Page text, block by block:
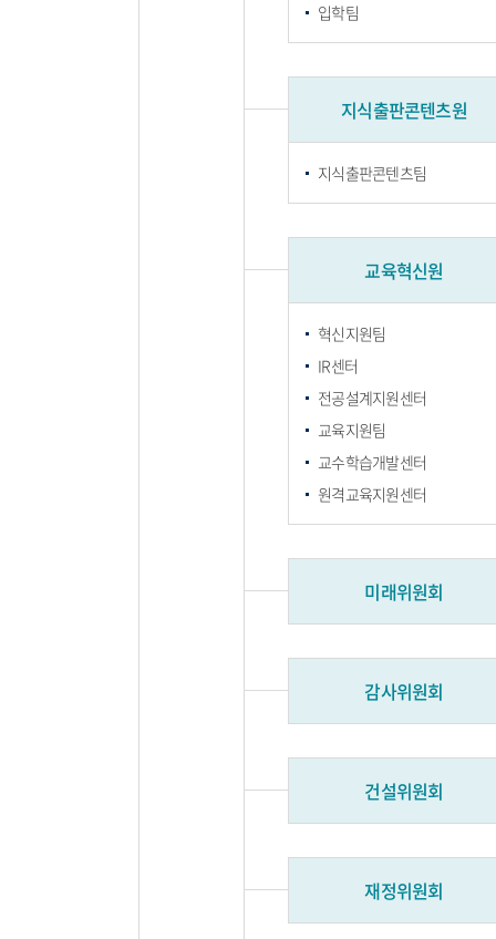
입학팀
지식출판콘텐츠원
지식출판콘텐츠팀
교육혁신원
혁신지원팀
IR센터
전공설계지원센터
교육지원팀
교수학습개발센터
원격교육지원센터
미래위원회
감사위원회
건설위원회
재정위원회